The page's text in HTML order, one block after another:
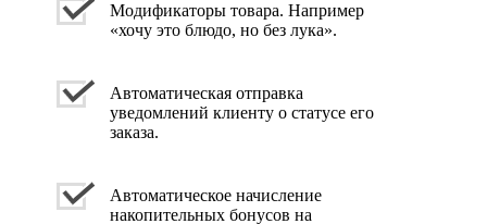
Модификаторы товара. Например
«хочу это блюдо, но без лука».
Автоматическая отправка
уведомлений клиенту о статусе его
заказа.
Автоматическое начисление
накопительных бонусов на